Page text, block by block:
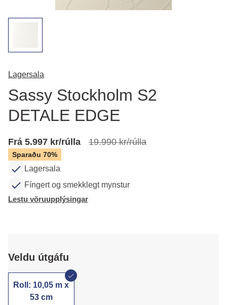
Lagersala
Sassy Stockholm S2
DETALE EDGE
Frá 5.997 kr/rúlla 19.990 kr/rúlla
Sparaðu 70%
Lagersala
Fíngert og smekklegt mynstur
Lestu vöruupplýsingar
Veldu útgáfu
Roll: 10,05 m x
53 cm